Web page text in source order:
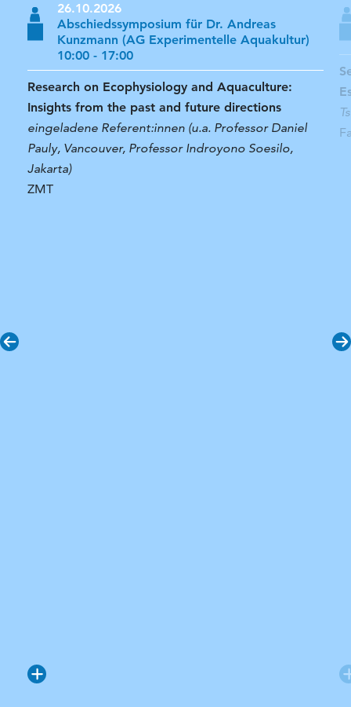
26.10.2026
Abschiedssymposium für Dr. Andreas
Kunzmann (AG Experimentelle Aquakultur)
10:00 - 17:00
Research on Ecophysiology and Aquaculture:
Insights from the past and future directions
eingeladene Referent:innen (u.a. Professor Daniel
Pauly, Vancouver, Professor Indroyono Soesilo,
Jakarta)
ZMT